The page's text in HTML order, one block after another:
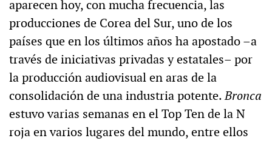
aparecen hoy, con mucha frecuencia, las
producciones de Corea del Sur, uno de los
países que en los últimos años ha apostado –a
través de iniciativas privadas y estatales– por
la producción audiovisual en aras de la
consolidación de una industria potente.Bronca
estuvo varias semanas en el Top Ten de la N
roja en varios lugares del mundo, entre ellos